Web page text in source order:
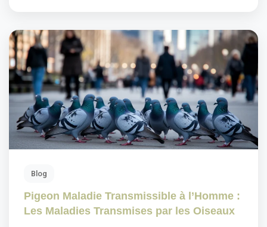
Blog
Pigeon Maladie Transmissible à l’Homme :
Les Maladies Transmises par les Oiseaux